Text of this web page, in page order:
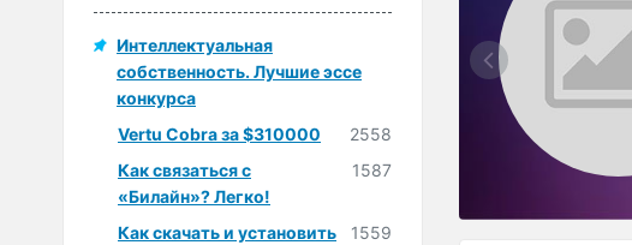
Интеллектуальная
собственность. Лучшие эссе
конкурса
Vertu Cobra за $310000
2558
Как связаться с
«Билайн»? Легко!
1587
Как скачать и установить
1559